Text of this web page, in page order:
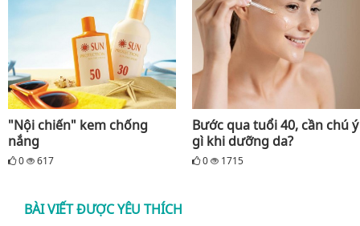
"Nội chiến" kem chống
nắng
0 617
Bước qua tuổi 40, cần chú ý
gì khi dưỡng da?
0 1715
BÀI VIẾT ĐƯỢC YÊU THÍCH